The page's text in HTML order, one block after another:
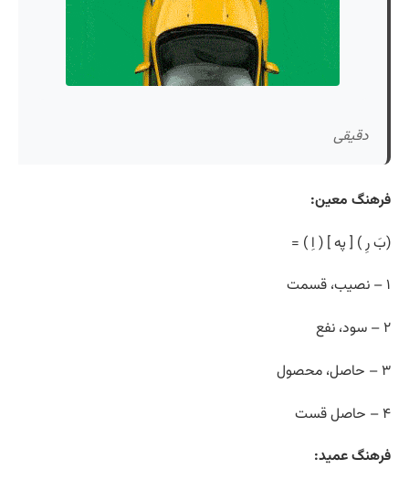
دقیقی
فرهنگ معین:
(بَ رِ ) [ په ] ( اِ ) =
۱ – نصیب، قسمت
۲ – سود، نفع
۳ – حاصل، محصول
۴ – حاصل قست
فرهنگ عمید: